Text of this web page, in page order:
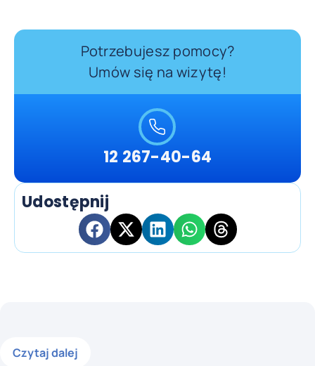
Potrzebujesz pomocy?
Umów się na wizytę!
12 267-40-64
Udostępnij
Czytaj dalej